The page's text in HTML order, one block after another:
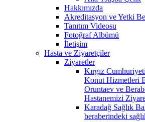
Hakkımızda
Akreditasyon ve Yetki
Tanıtım Videosu
Fotoğraf Albümü
İletişim
Hasta ve Ziyaretçiler
Ziyaretler
Kırgız
Konut Hizmetleri
Oruntaev ve
Hastanemizi
Karadağ Sağlık
beraberindeki